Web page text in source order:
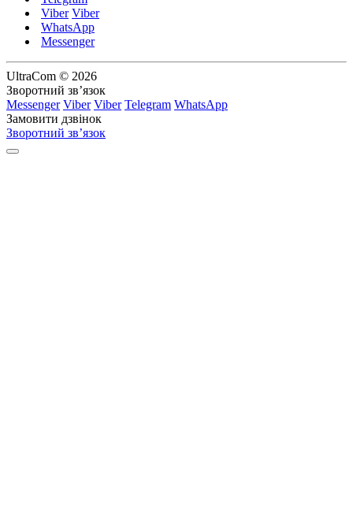
Viber Viber
WhatsApp
Messenger
UltraCom © 2026
Зворотний зв’язок
Messenger Viber Viber Telegram WhatsApp
Замовити дзвінок
Зворотний зв’язок